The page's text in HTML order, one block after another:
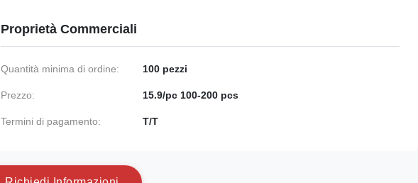
Proprietà Commerciali
Quantità minima di ordine: 100 pezzi
Prezzo: 15.9/pc 100-200 pcs
Termini di pagamento: T/T